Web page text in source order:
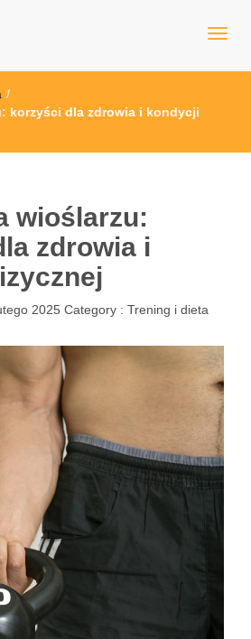
sportowy
/
korzyści dla zdrowia i kondycji
wioślarzu:
zdrowia i
2025 Category : Trening i dieta